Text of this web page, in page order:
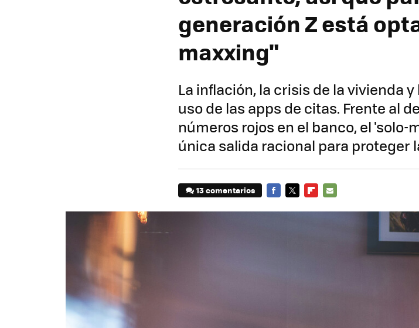
generación Z está
maxxing"
La inflación, la crisis de la vivienda
uso de las apps de citas. Frente al
números rojos en el banco, el 'solo-
única salida racional para proteger
13 comentarios